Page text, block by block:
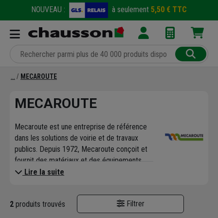
NOUVEAU : à seulement 5,50 € TTC
MECAROUTE
MECAROUTE
Mecaroute est une entreprise de référence
dans les solutions de voirie et de travaux
publics. Depuis 1972, Mecaroute conçoit et
fournit des matériaux et des équipements
adaptés aux exigences des projets
pour sa capacité à innover et à proposer des
solutions performantes et fiables,
Lire la suite
2 produits trouvés Filtrer